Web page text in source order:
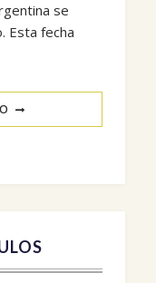
se
Esta fecha